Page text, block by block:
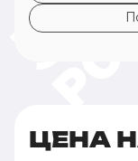
ЦЕНА